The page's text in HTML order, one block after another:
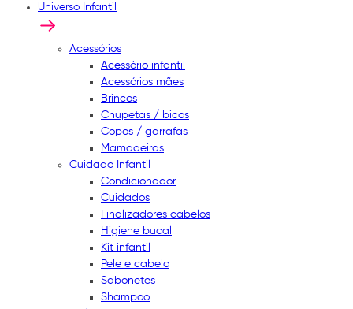
Universo Infantil
Acessórios
Acessório infantil
Acessórios mães
Brincos
Chupetas / bicos
Copos / garrafas
Mamadeiras
Cuidado Infantil
Condicionador
Cuidados
Finalizadores cabelos
Higiene bucal
Kit infantil
Pele e cabelo
Sabonetes
Shampoo